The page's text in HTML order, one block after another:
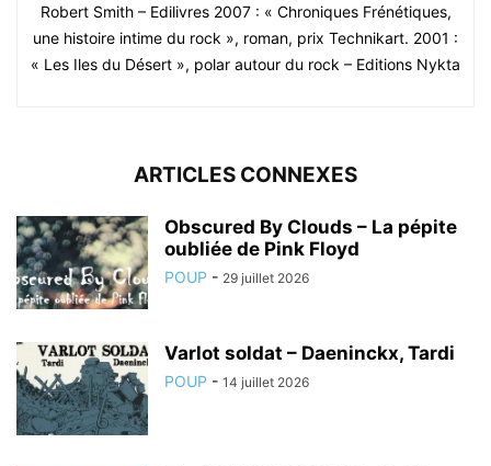
Robert Smith – Edilivres 2007 : « Chroniques Frénétiques,
une histoire intime du rock », roman, prix Technikart. 2001 :
« Les Iles du Désert », polar autour du rock – Editions Nykta
ARTICLES CONNEXES
Obscured By Clouds – La pépite
oubliée de Pink Floyd
POUP - 29 juillet 2026
Varlot soldat – Daeninckx, Tardi
POUP - 14 juillet 2026